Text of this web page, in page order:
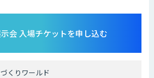
会 入場チケットを申し込む
くりワールド